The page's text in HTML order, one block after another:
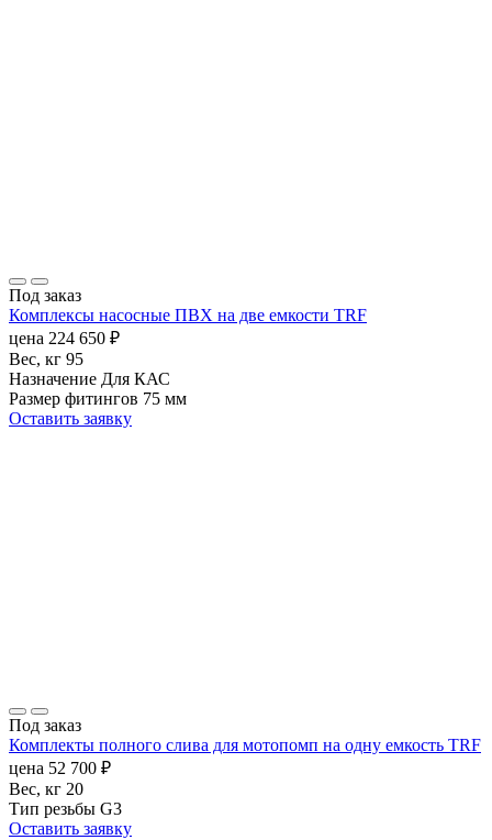
Под заказ
Комплексы насосные ПВХ на две емкости TRF
цена 224 650 ₽
Вес, кг 95
Назначение Для КАС
Размер фитингов 75 мм
Оставить заявку
Под заказ
Комплекты полного слива для мотопомп на одну емкость TRF
цена 52 700 ₽
Вес, кг 20
Тип резьбы G3
Оставить заявку